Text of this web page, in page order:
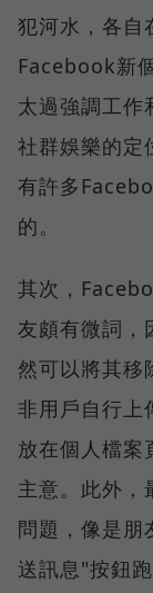
犯河水，各自
Facebook新
太過強調工作
社群娛樂的定
有許多
的。
其次，
友頗有微詞，
然可以將其移
非用戶自行上
放在個人檔案
主意。此外，
問題，像是朋
送訊息"按鈕